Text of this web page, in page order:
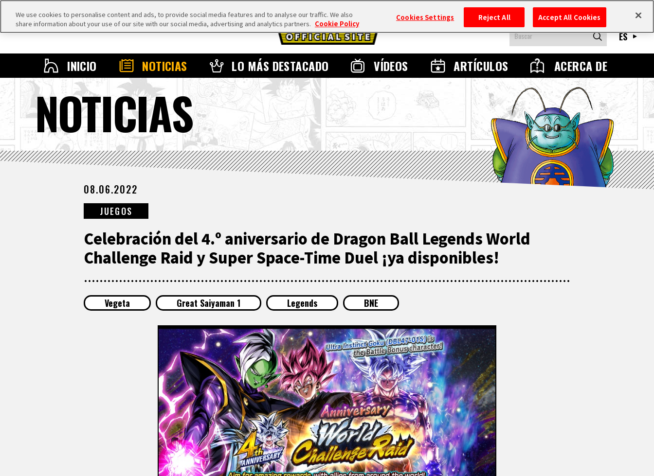
INICIO NOTICIAS LO MÁS DESTACADO VÍDEOS ARTÍCULOS ACERCA DE
ES
NOTICIAS
08.06.2022
JUEGOS
Celebración del 4.º aniversario de Dragon Ball Legends World
Challenge Raid y Super Space-Time Duel ¡ya disponibles!
Vegeta Great Saiyaman 1 Legends BNE
We use cookies to personalise content and ads, to provide social media features and to analyse our traffic. We also
share information about your use of our site with our social media, advertising and analytics partners. Cookie Policy
Cookies Settings Reject All Accept All Cookies